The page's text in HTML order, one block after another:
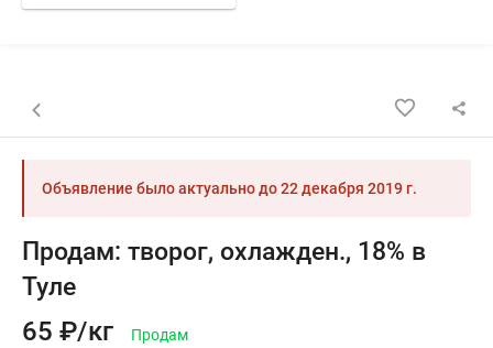
Назад к списку объявлений
Объявление было актуально до22 декабря 2019 г.
Продам: творог, охлажден., 18% в
Туле
65 ₽/кг
Продам